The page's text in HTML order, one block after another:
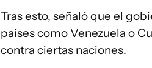
Tras esto, señaló que el
países como Venezuela o
contra ciertas naciones.